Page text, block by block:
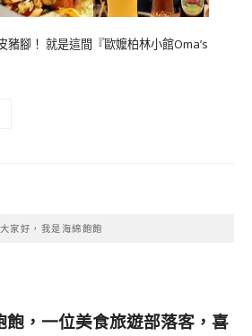
豬腳！ 就是這間『歐嬤柏林小館Oma’s
大家好，我是海綿飽飽
，一位美食旅遊部落客， 喜